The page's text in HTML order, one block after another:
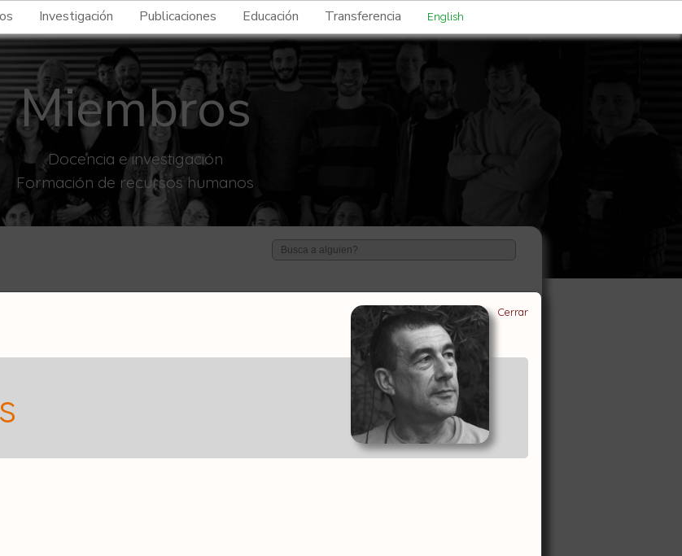
Investigación Publicaciones Educación Transferencia English
Miembros
Docencia e investigación
Formación de recursos humanos
Independiente)
Cerrar